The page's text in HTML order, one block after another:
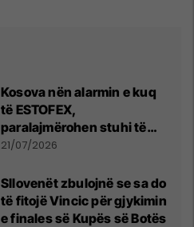
Kosova nën alarmin e kuq
të ESTOFEX,
paralajmërohen stuhi të
fuqishme me breshër dhe
21/07/2026
Sllovenët zbulojnë se sa do
të fitojë Vincic për gjykimin
e finales së Kupës së Botës